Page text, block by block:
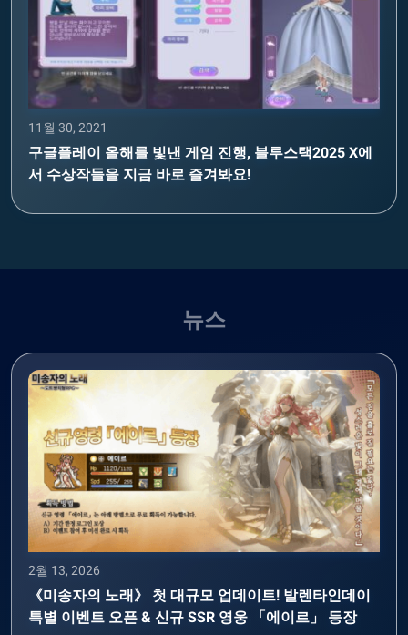
11월 30, 2021
구글플레이 올해를 빛낸 게임 진행, 블루스택2025 X에
서 수상작들을 지금 바로 즐겨봐요!
뉴스
2월 13, 2026
《미송자의 노래》 첫 대규모 업데이트! 발렌타인데이
특별 이벤트 오픈 & 신규 SSR 영웅 「에이르」 등장